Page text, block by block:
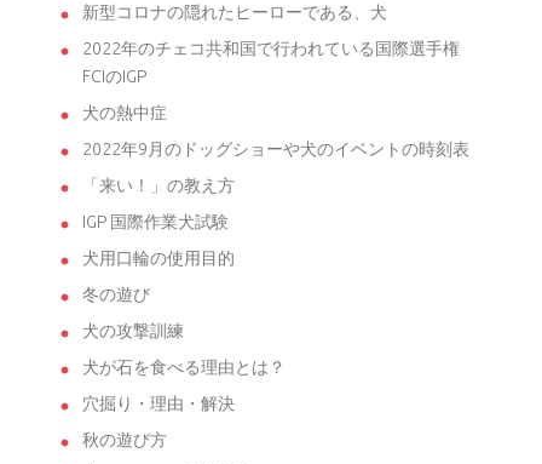
新型コロナの隠れたヒーローである、犬
2022年のチェコ共和国で行われている国際選手権
FCIのIGP
犬の熱中症
2022年9月のドッグショーや犬のイベントの時刻表
「来い！」の教え方
IGP 国際作業犬試験
犬用口輪の使用目的
冬の遊び
犬の攻撃訓練
犬が石を食べる理由とは？
穴掘り・理由・解決
秋の遊び方